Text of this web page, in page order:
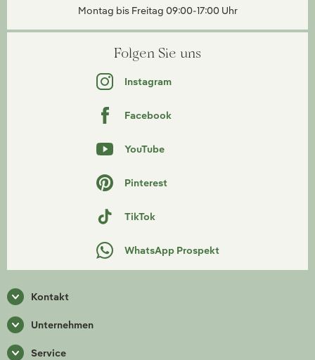
Montag bis Freitag 09:00-17:00 Uhr
Folgen Sie uns
Instagram
Facebook
YouTube
Pinterest
TikTok
WhatsApp Prospekt
Kontakt
Unternehmen
Service